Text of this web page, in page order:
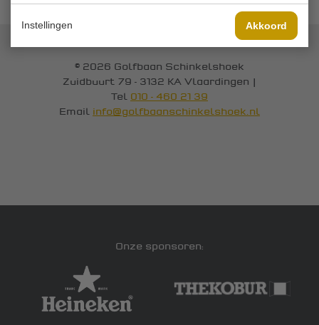
Instellingen Akkoord
© 2026 Golfbaan Schinkelshoek
Zuidbuurt 79 - 3132 KA Vlaardingen |
Tel 010 - 460 21 39
Email info@golfbaanschinkelshoek.nl
Onze sponsoren: